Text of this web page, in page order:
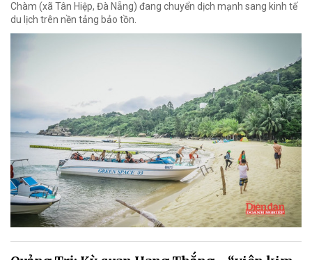
Chàm (xã Tân Hiệp, Đà Nẵng) đang chuyển dịch mạnh sang kinh tế
du lịch trên nền tảng bảo tồn.